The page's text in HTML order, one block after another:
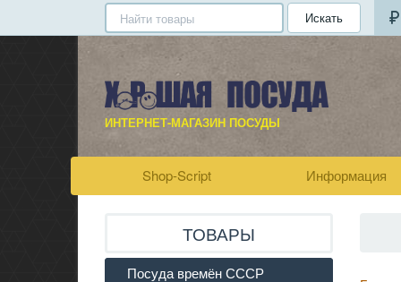
Искать
ИНТЕРНЕТ-МАГАЗИН ПОСУДЫ
Shop-Script Информация
ТОВАРЫ
Посуда времён СССР